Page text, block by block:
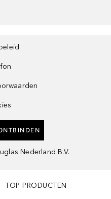
Nederland B.V.
TOP PRODUCTEN